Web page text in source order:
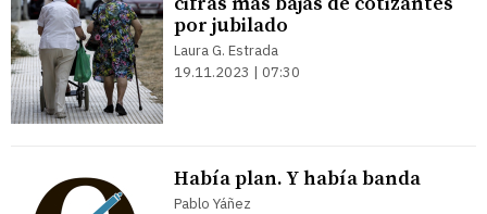
por jubilado
Laura G. Estrada
19.11.2023 | 07:30
Había plan. Y había banda
Pablo Yáñez